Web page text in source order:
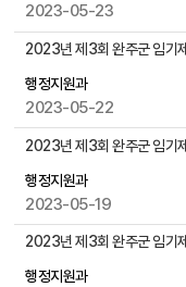
용
시
목
으
2023-05-23
행정지원과
2023-05-22
행정지원과
2023-05-19
2023년 제3회 완주군 임기
행정지원과